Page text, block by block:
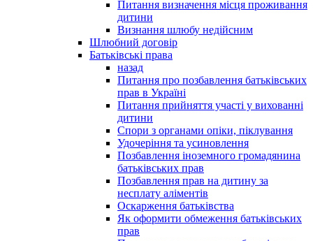
Питання визначення місця проживання
дитини
Визнання шлюбу недійсним
Шлюбний договір
Батьківські права
назад
Питання про позбавлення батьківських
прав в Україні
Питання прийняття участі у вихованні
дитини
Спори з органами опіки, піклування
Удочеріння та усиновлення
Позбавлення іноземного громадянина
батьківських прав
Позбавлення прав на дитину за
несплату аліментів
Оскарження батьківства
Як оформити обмеження батьківських
прав